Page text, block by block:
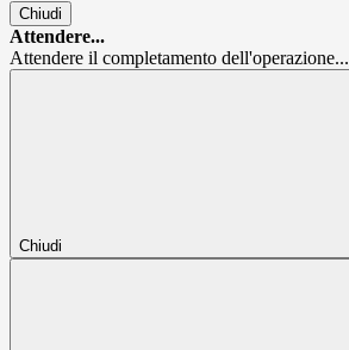
Chiudi
Attendere...
Attendere il completamento dell'operazione...
Chiudi